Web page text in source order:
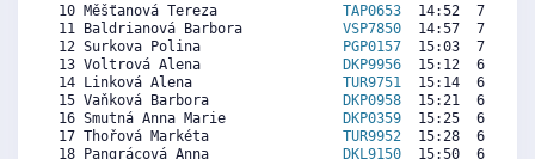
10 Měšťanová Tereza TAP0653
14:52  7137
11 Baldrianová Barbora VSP7850
14:57  7086
12 Surkova Polina
PGP0157
15:03  7026
13 Voltrová Alena
DKP9956
15:12  6935
14 Linková Alena TUR9751
15:14  6915
15 Vaňková Barbora
DKP0958
15:21  6844
16 Smutná Anna Marie
DKP0359
15:25  6804
17 Thořová Markéta TUR9952
15:28  6774
18 Pangrácová Anna
DKL9150
15:50  6552